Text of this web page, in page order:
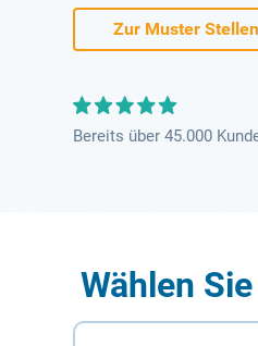
Zur Muster
Bereits über 45.000
Wählen